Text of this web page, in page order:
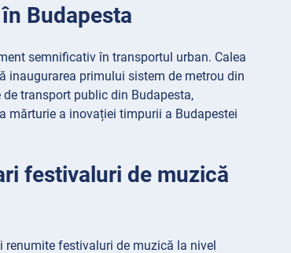
Budapesta
semnificativ în transportul urban. Calea
inaugurarea primului sistem de metrou din
transport public din Budapesta,
mărturie a inovației timpurii a Budapestei
festivaluri de muzică
renumite festivaluri de muzică la nivel